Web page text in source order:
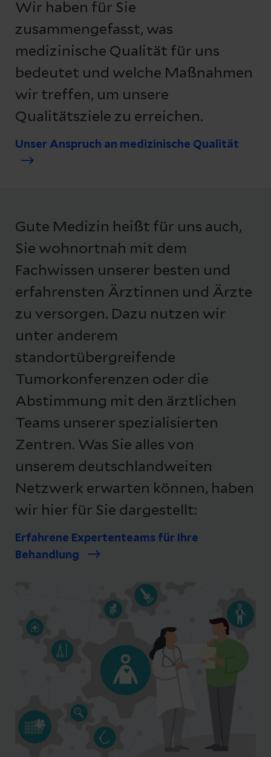
Wir haben für Sie
zusammengefasst, was
medizinische Qualität für uns
bedeutet und welche Maßnahmen
wir treffen, um unsere
Qualitätsziele zu erreichen.
Unser Anspruch an medizinische Qualität
Gute Medizin heißt für uns auch,
Sie wohnortnah mit dem
Fachwissen unserer besten und
erfahrensten Ärztinnen und Ärzte
zu versorgen. Dazu nutzen wir
unter anderem
standortübergreifende
Tumorkonferenzen oder die
Abstimmung mit den ärztlichen
Teams unserer spezialisierten
Zentren. Was Sie alles von
unserem deutschlandweiten
Netzwerk erwarten können, haben
wir hier für Sie dargestellt:
Erfahrene Expertenteams für Ihre
Behandlung